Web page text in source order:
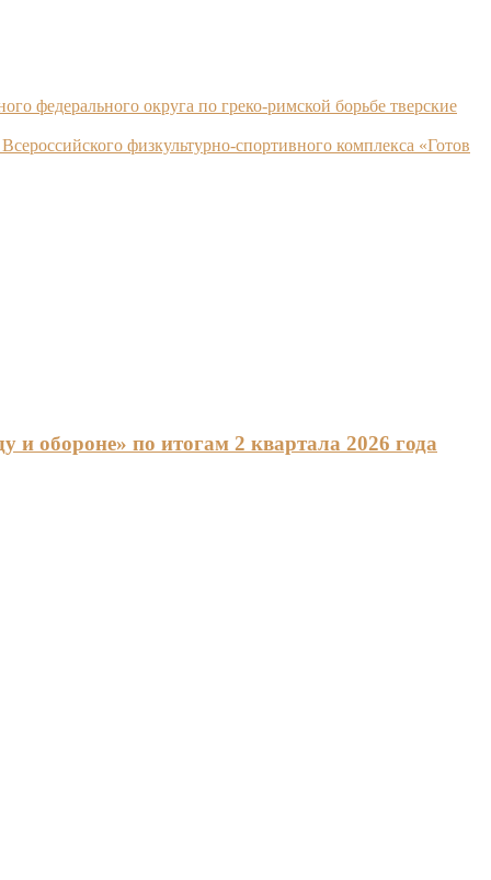
федерального округа по греко-римской борьбе тверские
физкультурно-спортивного комплекса «Готов
обороне» по итогам 2 квартала 2026 года